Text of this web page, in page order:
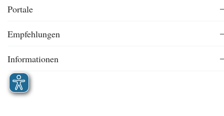
Portale
Empfehlungen
Informationen